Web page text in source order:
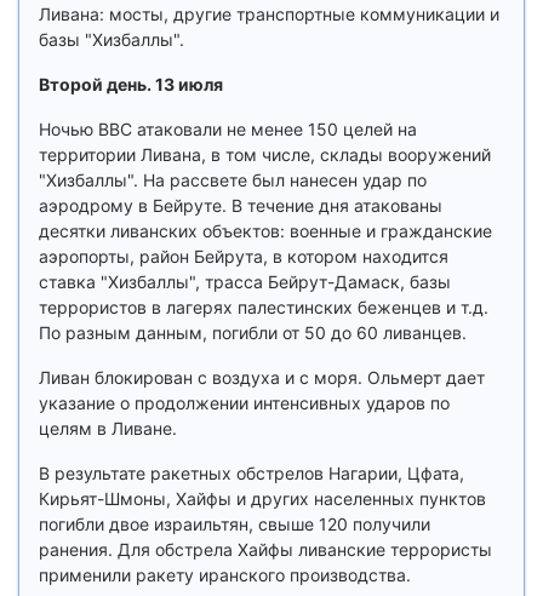
Ливана: мосты, другие транспортные коммуникации и
базы "Хизбаллы".
Второй день. 13 июля
Ночью ВВС атаковали не менее 150 целей на
территории Ливана, в том числе, склады вооружений
"Хизбаллы". На рассвете был нанесен удар по
аэродрому в Бейруте. В течение дня атакованы
десятки ливанских объектов: военные и гражданские
аэропорты, район Бейрута, в котором находится
ставка "Хизбаллы", трасса Бейрут-Дамаск, базы
террористов в лагерях палестинских беженцев и т.д.
По разным данным, погибли от 50 до 60 ливанцев.
Ливан блокирован с воздуха и с моря. Ольмерт дает
указание о продолжении интенсивных ударов по
целям в Ливане.
В результате ракетных обстрелов Нагарии, Цфата,
Кирьят-Шмоны, Хайфы и других населенных пунктов
погибли двое израильтян, свыше 120 получили
ранения. Для обстрела Хайфы ливанские террористы
применили ракету иранского производства.